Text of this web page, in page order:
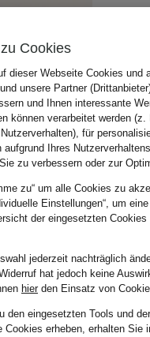
Cookies
dieser Webseite Cookies und
unsere Partner
und Ihnen interessante
können verarbeitet werden
für
aufgrund Ihres
zu verbessern oder zur
zu“ um alle Cookies zu
Einstellungen“, um
der eingesetzten
jederzeit nachträglich
hat jedoch keine
hierden Einsatz von
den eingesetzten Tools und
Cookies erheben, erhalten Sie